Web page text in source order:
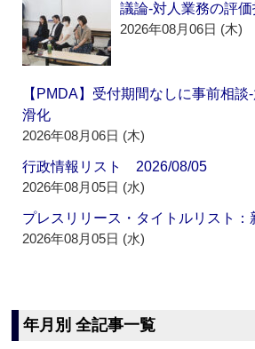
議論‐対人業務の評
2026年08月06日 (木)
【PMDA】受付期間なしに事前相談
滑化
2026年08月06日 (木)
行政情報リスト 2026/08/05
2026年08月05日 (水)
プレスリリース・タイトルリスト
2026年08月05日 (水)
年月別 全記事一覧